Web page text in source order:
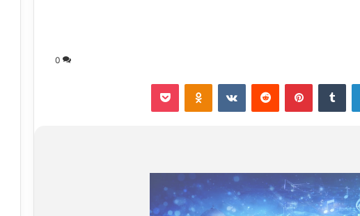
0
لينكدإن ‏Tumblr بينتيريست ‏Reddit
‏VKontakte
Odnoklassniki
‫Pocket